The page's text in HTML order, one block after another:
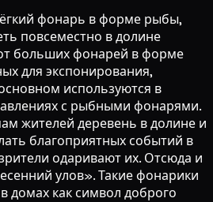
фонарь в форме рыбы,
повсеместно в долине
больших фонарей в форме
для экспонирования,
используются в
с рыбными фонарями.
жителей деревень в долине и
благоприятных событий в
одаривают их. Отсюда и
улов». Такие фонарики
домах как символ доброго